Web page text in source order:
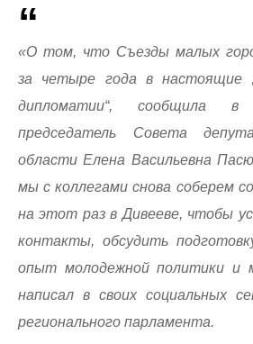
«О том, что Съезды малых
за четыре года в настоящие
дипломатии“, сообщила в
председатель Совета
области Елена Васильевна
мы с коллегами снова соберем
на этот раз в Дивееве, чтобы
контакты, обсудить
опыт молодежной политики и
написал в своих социальных
регионального парламента.